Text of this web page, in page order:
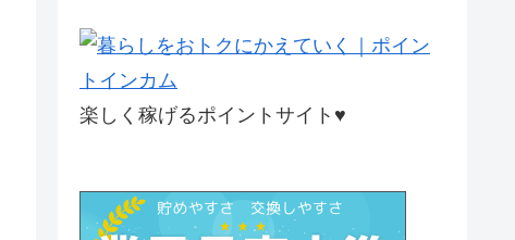
楽しく稼げるポイントサイト♥